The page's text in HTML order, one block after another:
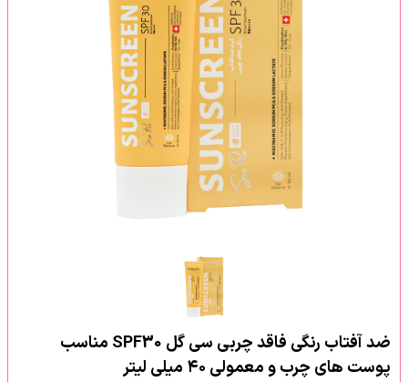
ضد آفتاب رنگی فاقد چربی سی گل SPF30 مناسب
پوست های چرب و معمولی ۴۰ میلی لیتر